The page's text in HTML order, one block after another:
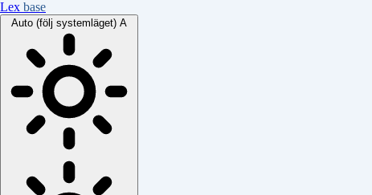
Lex base
Auto (följ systemläget) A